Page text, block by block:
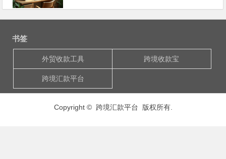
书签
外贸收款工具 跨境收款宝
跨境汇款平台
Copyright © 跨境汇款平台 版权所有.